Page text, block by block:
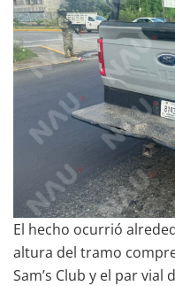
El hecho ocurrió
altura del tramo
Sam’s Club y el par vial